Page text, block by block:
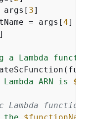
args[ 3]
= args[4]
]
a Lambda
Lambda ARN is
function.
the $functionName